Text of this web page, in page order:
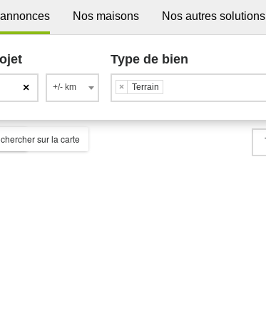
Nos maisons Nos autres solutions
× +/- km
Type de bien
× Terrain
sur la carte